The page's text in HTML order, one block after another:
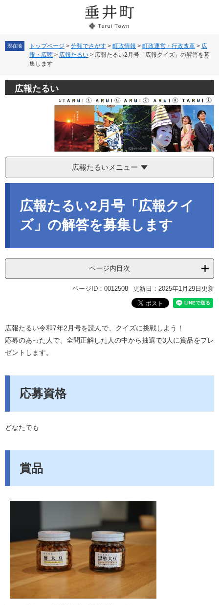
本
現在地 トップページ > 分類でさがす > 町政情報 > 町政運営・行政改革 > 広
報・広聴 > 広報たるい > 広報たるい2月号「広報クイズ」の解答を募
集します
広報たるい
広報たるいメニュー
広報たるい2月号「広報クイ
ズ」の解答を募集します
ページ内目次
ページID：0012508 更新日：2025年1月29日更新
広報たるい令和7年2月号を読んで、クイズに挑戦しよう！
応募のあった人で、全問正解した人の中から抽選で3人に賞品をプレ
ゼントします。
応募資格
どなたでも
賞品